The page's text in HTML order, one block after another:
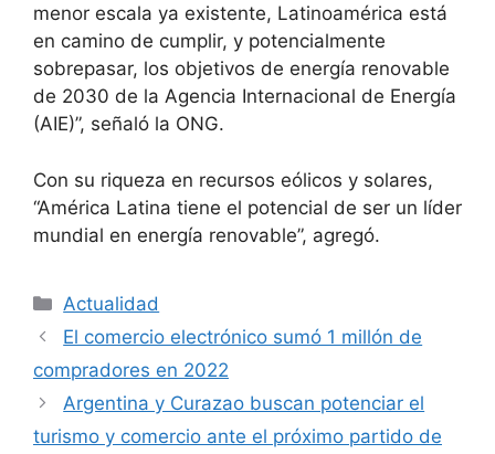
menor escala ya existente, Latinoamérica está
en camino de cumplir, y potencialmente
sobrepasar, los objetivos de energía renovable
de 2030 de la Agencia Internacional de Energía
(AIE)”, señaló la ONG.
Con su riqueza en recursos eólicos y solares,
“América Latina tiene el potencial de ser un líder
mundial en energía renovable”, agregó.
Actualidad
El comercio electrónico sumó 1 millón de
compradores en 2022
Argentina y Curazao buscan potenciar el
turismo y comercio ante el próximo partido de